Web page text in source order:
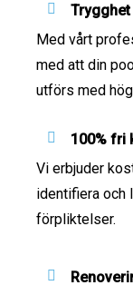
Med vårt
med att din
utförs med
100% fri
Vi erbjuder
identifiera och
förpliktelser.